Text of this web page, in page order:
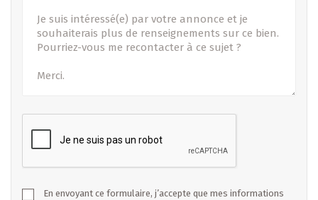
En envoyant ce formulaire, j’accepte que mes informations